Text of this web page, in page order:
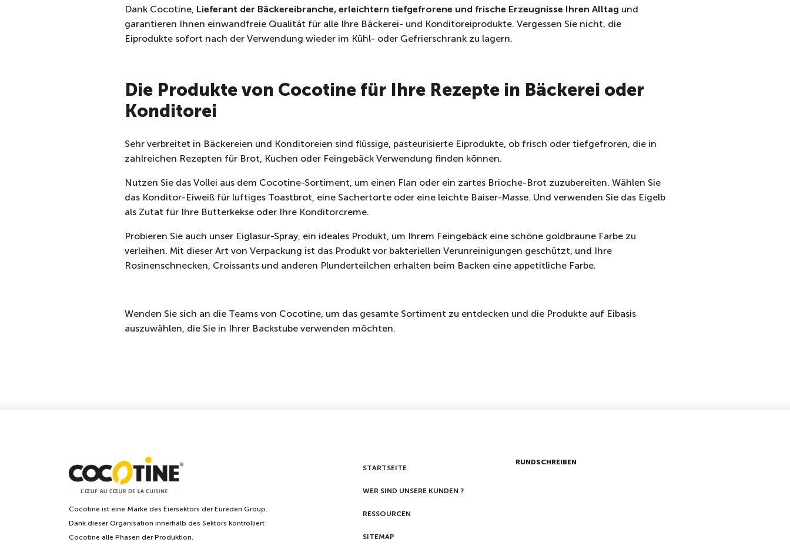
Dank Cocotine, Lieferant der Bäckereibranche, erleichtern tiefgefrorene und frische Erzeugnisse Ihren Alltag und
garantieren Ihnen einwandfreie Qualität für alle Ihre Bäckerei- und Konditoreiprodukte. Vergessen Sie nicht, die
Eiprodukte sofort nach der Verwendung wieder im Kühl- oder Gefrierschrank zu lagern.
Die Produkte von Cocotine für Ihre Rezepte in Bäckerei oder
Konditorei
Sehr verbreitet in Bäckereien und Konditoreien sind flüssige, pasteurisierte Eiprodukte, ob frisch oder tiefgefroren, die in
zahlreichen Rezepten für Brot, Kuchen oder Feingebäck Verwendung finden können.
Nutzen Sie das Vollei aus dem Cocotine-Sortiment, um einen Flan oder ein zartes Brioche-Brot zuzubereiten. Wählen Sie
das Konditor-Eiweiß für luftiges Toastbrot, eine Sachertorte oder eine leichte Baiser-Masse. Und verwenden Sie das Eigelb
als Zutat für Ihre Butterkekse oder Ihre Konditorcreme.
Probieren Sie auch unser Eiglasur-Spray, ein ideales Produkt, um Ihrem Feingebäck eine schöne goldbraune Farbe zu
verleihen. Mit dieser Art von Verpackung ist das Produkt vor bakteriellen Verunreinigungen geschützt, und Ihre
Rosinenschnecken, Croissants und anderen Plunderteilchen erhalten beim Backen eine appetitliche Farbe.
Wenden Sie sich an die Teams von Cocotine, um das gesamte Sortiment zu entdecken und die Produkte auf Eibasis
auszuwählen, die Sie in Ihrer Backstube verwenden möchten.
Cocotine ist eine Marke des Eiersektors der Eureden Group.
Dank dieser Organisation innerhalb des Sektors kontrolliert
Cocotine alle Phasen der Produktion.
STARTSEITE
WER SIND UNSERE KUNDEN ?
RESSOURCEN
SITEMAP
RUNDSCHREIBEN